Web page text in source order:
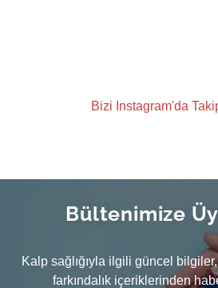
Kalp sağlığıyla ilgili güncel
farkındalık içeriklerinden
bültenimize